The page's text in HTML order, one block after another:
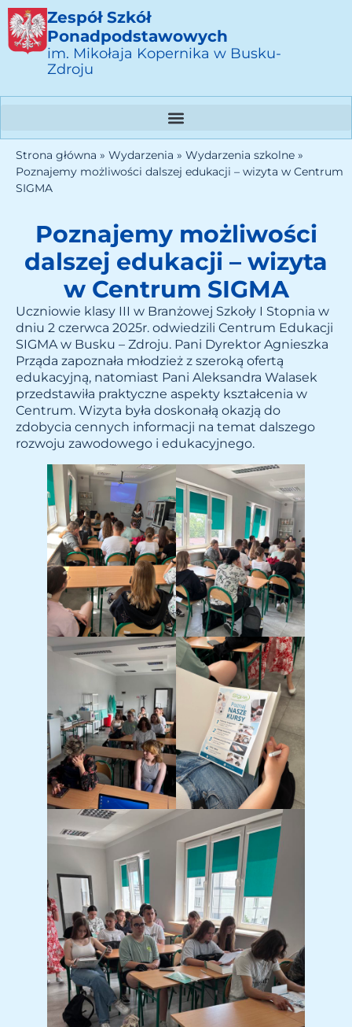
Zespół Szkół
Ponadpodstawowych
im. Mikołaja Kopernika w Busku-
Zdroju
Strona główna » Wydarzenia » Wydarzenia szkolne »
Poznajemy możliwości dalszej edukacji – wizyta w Centrum
SIGMA
Poznajemy możliwości
dalszej edukacji – wizyta
w Centrum SIGMA
Uczniowie klasy III w Branżowej Szkoły I Stopnia w
dniu 2 czerwca 2025r. odwiedzili Centrum Edukacji
SIGMA w Busku – Zdroju. Pani Dyrektor Agnieszka
Prząda zapoznała młodzież z szeroką ofertą
edukacyjną, natomiast Pani Aleksandra Walasek
przedstawiła praktyczne aspekty kształcenia w
Centrum. Wizyta była doskonałą okazją do
zdobycia cennych informacji na temat dalszego
rozwoju zawodowego i edukacyjnego.